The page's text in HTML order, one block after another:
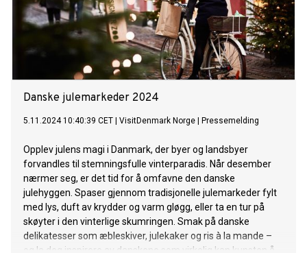
Danske julemarkeder 2024
5.11.2024 10:40:39 CET VisitDenmark Norge Pressemelding
Opplev julens magi i Danmark, der byer og landsbyer
forvandles til stemningsfulle vinterparadis. Når desember
nærmer seg, er det tid for å omfavne den danske
julehyggen. Spaser gjennom tradisjonelle julemarkeder fylt
med lys, duft av krydder og varm gløgg, eller ta en tur på
skøyter i den vinterlige skumringen. Smak på danske
delikatesser som æbleskiver, julekaker og ris à la mande –
og la deg inspirere av danskene som virkelig kan kunsten å